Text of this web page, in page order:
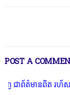
POST A
ស អព្យាក្រឹត និងរៀ